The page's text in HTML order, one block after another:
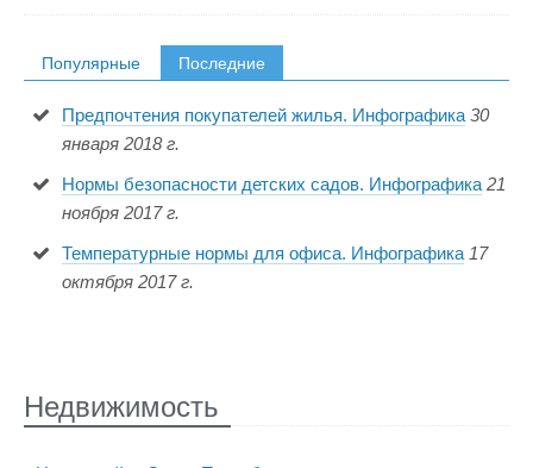
Популярные Последние
Предпочтения покупателей жилья. Инфографика 30
января 2018 г.
Нормы безопасности детских садов. Инфографика 21
ноября 2017 г.
Температурные нормы для офиса. Инфографика 17
октября 2017 г.
Недвижимость